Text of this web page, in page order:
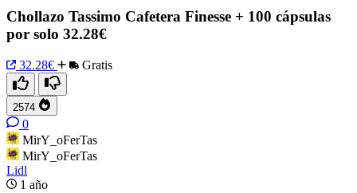
Chollazo Tassimo Cafetera Finesse + 100 cápsulas
por solo 32.28€
32.28€ Gratis
2574
0
MirY_oFerTas
MirY_oFerTas
Lidl
1 año